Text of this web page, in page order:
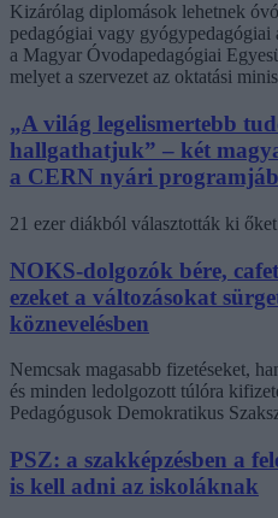
Kizárólag diplomások lehetnek
pedagógiai vagy gyógypedagógiai
a Magyar Óvodapedagógiai
melyet a szervezet az oktatási
„A világ legelismertebb
hallgathatjuk” – két
a CERN nyári
21 ezer diákból választották ki
NOKS-dolgozók bére,
ezeket a változásokat
köznevelésben
Nemcsak magasabb fizetéseket,
és minden ledolgozott túlóra
Pedagógusok Demokratikus
PSZ: a szakképzésben a
is kell adni az iskoláknak